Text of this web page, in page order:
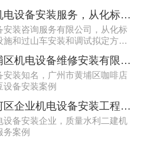
从化机场机电设备安装服务，从化标准大型游乐设施和过山车安装和调试拟定方案分享
安装咨询服务有限公司，从化标
施和过山车安装和调试拟定方案
广州市黄埔区机电设备维修安装有限公司，广州市黄埔区咖啡店咖啡机和磨豆设备安装案例
安装知名，广州市黄埔区咖啡店
设备安装案例
广州市天河区企业机电设备安装工程，质量水利二建机电设备安装服务案例
设备安装企业，质量水利二建机
务案例